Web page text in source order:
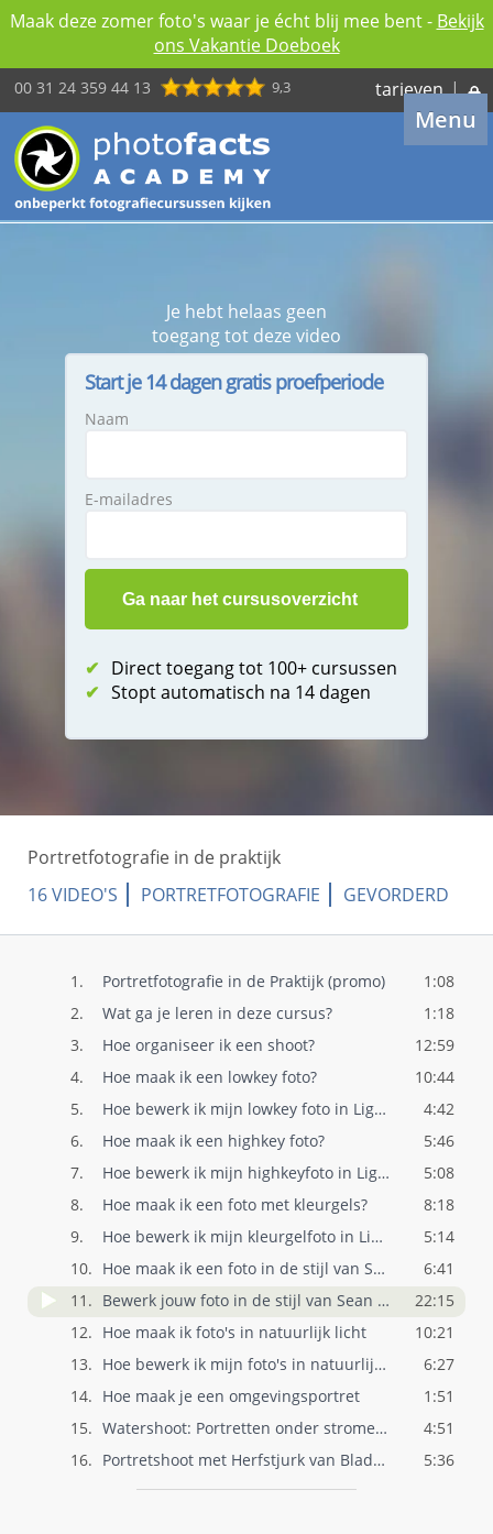
Maak deze zomer foto's waar je écht blij mee bent - Bekijk
ons Vakantie Doeboek
00 31 24 359 44 13 9,3 tarieven |
Menu
Je hebt helaas geen
toegang tot deze video
Start je 14 dagen gratis proefperiode
Naam
E-mailadres
✔ Direct toegang tot 100+ cursussen
✔ Stopt automatisch na 14 dagen
Portretfotografie in de praktijk
16 VIDEO'S
PORTRETFOTOGRAFIE GEVORDERD
1. Portretfotografie in de Praktijk (promo)
1:08
2.
Wat ga je leren in deze cursus?
1:18
3.
Hoe organiseer ik een shoot?
12:59
4.
Hoe maak ik een lowkey foto?
10:44
5.
Hoe bewerk ik mijn lowkey foto in Lightr..
4:42
6.
Hoe maak ik een highkey foto?
5:46
7.
Hoe bewerk ik mijn highkeyfoto in Lightr..
5:08
8.
Hoe maak ik een foto met kleurgels?
8:18
9.
Hoe bewerk ik mijn kleurgelfoto in Light..
5:14
10.
Hoe maak ik een foto in de stijl van Sea..
6:41
11.
Bewerk jouw foto in de stijl van Sean Ar..
22:15
12. Hoe maak ik foto's in natuurlijk licht
10:21
13.
Hoe bewerk ik mijn foto's in natuurlijk ..
6:27
14. Hoe maak je een omgevingsportret
1:51
15.
Watershoot: Portretten onder stromend wa..
4:51
16.
Portretshoot met Herfstjurk van Bladeren 5:36